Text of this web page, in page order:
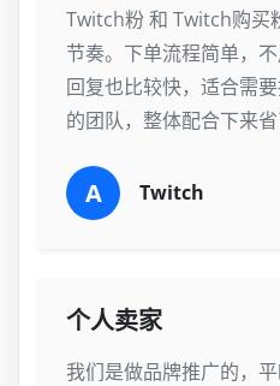
Twitch粉 和 Twitch购买
节奏。下单流程简单，
回复也比较快，适合需
的团队，整体配合下来省
A Twitch
个人卖家
我们是做品牌推广的，